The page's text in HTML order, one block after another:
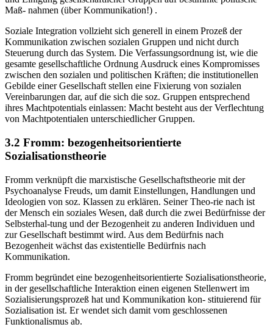
Maß- nahmen (über Kommunikation!) .
Soziale Integration vollzieht sich generell in einem Prozeß der
Kommunikation zwischen sozialen Gruppen und nicht durch
Steuerung durch das System. Die Verfassungsordnung ist, wie die
gesamte gesellschaftliche Ordnung Ausdruck eines Kompromisses
zwischen den sozialen und politischen Kräften; die institutionellen
Gebilde einer Gesellschaft stellen eine Fixierung von sozialen
Vereinbarungen dar, auf die sich die soz. Gruppen entsprechend
ihres Machtpotentials einlassen: Macht besteht aus der Verflechtung
von Machtpotentialen unterschiedlicher Gruppen.
3.2 Fromm: bezogenheitsorientierte
Sozialisationstheorie
Fromm verknüpft die marxistische Gesellschaftstheorie mit der
Psychoanalyse Freuds, um damit Einstellungen, Handlungen und
Ideologien von soz. Klassen zu erklären. Seiner Theo-rie nach ist
der Mensch ein soziales Wesen, daß durch die zwei Bedürfnisse der
Selbsterhal-tung und der Bezogenheit zu anderen Individuen und
zur Gesellschaft bestimmt wird. Aus dem Bedürfnis nach
Bezogenheit wächst das existentielle Bedürfnis nach
Kommunikation.
Fromm begründet eine bezogenheitsorientierte Sozialisationstheorie,
in der gesellschaftliche Interaktion einen eigenen Stellenwert im
Sozialisierungsprozeß hat und Kommunikation kon- stituierend für
Sozialisation ist. Er wendet sich damit vom geschlossenen
Funktionalismus ab.